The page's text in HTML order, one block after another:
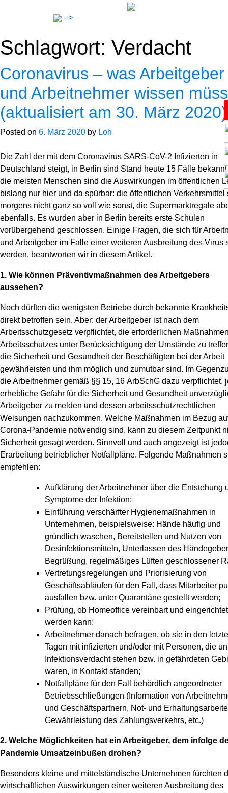
-->
Anwälte
Expertise
Karriere
News
Schlagwort: Verdacht
Coronavirus – was Arbeitgeber
und Arbeitnehmer wissen
(aktualisiert am 30. März 2020)
Posted on 6. März 2020 by Loh
Die Zahl der mit dem Coronavirus SARS-CoV-2 Infizierten in
Deutschland steigt, in Berlin sind Stand heute 15 Fälle
die meisten Menschen sind die Auswirkungen im öffentlichen
bislang nur hier und da spürbar: die öffentlichen Verkehrsmittel
morgens nicht ganz so voll wie sonst, die Supermarktregale
ebenfalls. Es wurden aber in Berlin bereits erste Schulen
vorübergehend geschlossen. Einige Fragen, die sich für
und Arbeitgeber im Falle einer weiteren Ausbreitung des Virus
werden, beantworten wir in diesem Artikel.
1. Wie können Präventivmaßnahmen des Arbeitgebers
aussehen?
Noch dürften die wenigsten Betriebe durch bekannte
direkt betroffen sein. Aber: der Arbeitgeber ist nach dem
Arbeitsschutzgesetz verpflichtet, die erforderlichen
Arbeitsschutzes unter Berücksichtigung der Umstände zu
die Sicherheit und Gesundheit der Beschäftigten bei der Arbeit
gewährleisten und ihm möglich und zumutbar sind. Im
die Arbeitnehmer gemäß §§ 15, 16 ArbSchG dazu verpflichtet,
erhebliche Gefahr für die Sicherheit und Gesundheit
Arbeitgeber zu melden und dessen arbeitsschutzrechtlichen
Weisungen nachzukommen. Welche Maßnahmen im Bezug
Corona-Pandemie notwendig sind, kann zu diesem Zeitpunkt
Sicherheit gesagt werden. Sinnvoll und auch angezeigt ist
Erarbeitung betrieblicher Notfallpläne. Folgende Maßnahmen
empfehlen:
Aufklärung der Arbeitnehmer über die Entstehung
Symptome der Infektion;
Einführung verschärfter Hygienemaßnahmen in
Unternehmen, beispielsweise: Hände häufig und
gründlich waschen, Bereitstellen und Nutzen von
Desinfektionsmitteln, Unterlassen des
Begrüßung, regelmäßiges Lüften geschlossener
Vertretungsregelungen und Priorisierung von
Geschäftsabläufen für den Fall, dass Mitarbeiter
ausfallen bzw. unter Quarantäne gestellt werden;
Prüfung, ob Homeoffice vereinbart und eingerichtet
werden kann;
Arbeitnehmer danach befragen, ob sie in den
Tagen mit infizierten und/oder mit Personen, die
Infektionsverdacht stehen bzw. in gefährdeten
waren, in Kontakt standen;
Notfallpläne für den Fall behördlich angeordneter
Betriebsschließungen (Information von
und Geschäftspartnern, Not- und
Gewährleistung des Zahlungsverkehrs, etc.)
2. Welche Möglichkeiten hat ein Arbeitgeber, dem infolge
Pandemie Umsatzeinbußen drohen?
Besonders kleine und mittelständische Unternehmen fürchten
wirtschaftlichen Auswirkungen einer weiteren Ausbreitung des